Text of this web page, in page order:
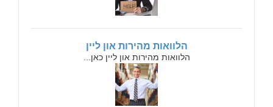
הלוואות מהירות און ליין
הלוואות מהירות און ליין כאן...